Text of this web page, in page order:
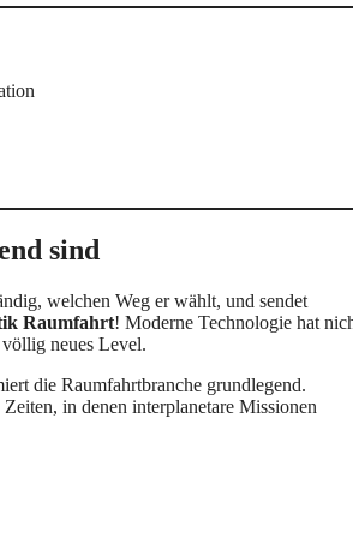
sind
welchen Weg er wählt, und sendet
Raumfahrt! Moderne Technologie hat
völlig neues Level.
die Raumfahrtbranche grundlegend.
in denen interplanetare Missionen